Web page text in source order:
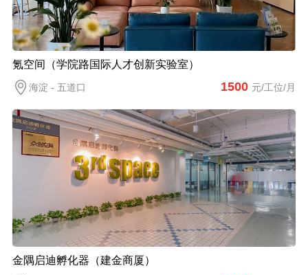
氪空间（学院路国际人才创新实验室）
海淀 - 五道口 1500 元/工位/月
金隅启迪孵化器（建金商厦）